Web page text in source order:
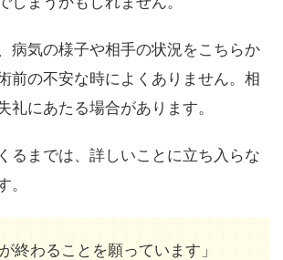
病気の様子や相手の状況をこちらか
前の不安な時によくありません。相
礼にあたる場合があります。
るまでは、詳しいことに立ち入らな
。
終わることを願っています」